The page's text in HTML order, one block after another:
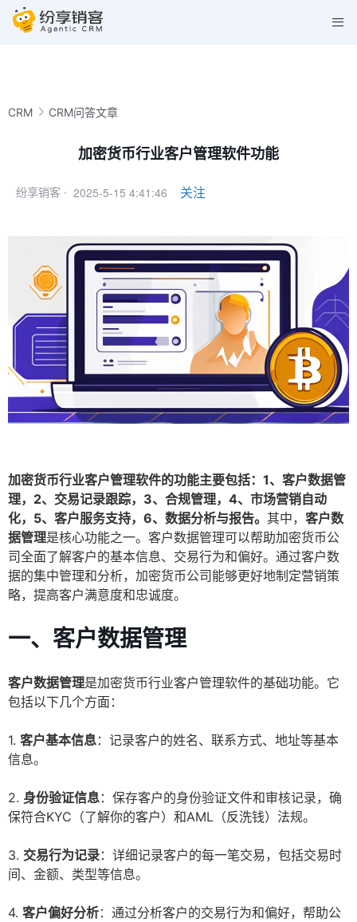
CRM CRM问答文章
加密货币行业客户管理软件功能
纷享销客 · 2025-5-15 4:41:46 关注
加密货币行业客户管理软件的功能主要包括：1、客户数据管
理，2、交易记录跟踪，3、合规管理，4、市场营销自动
化，5、客户服务支持，6、数据分析与报告。 其中， 客户数
据管理是核心功能之一。客户数据管理可以帮助加密货币公
司全面了解客户的基本信息、交易行为和偏好。通过客户数
据的集中管理和分析，加密货币公司能够更好地制定营销策
略，提高客户满意度和忠诚度。
一、客户数据管理
客户数据管理是加密货币行业客户管理软件的基础功能。它
包括以下几个方面：
1. 客户基本信息：记录客户的姓名、联系方式、地址等基本
信息。
2. 身份验证信息：保存客户的身份验证文件和审核记录，确
保符合KYC（了解你的客户）和AML（反洗钱）法规。
3. 交易行为记录：详细记录客户的每一笔交易，包括交易时
间、金额、类型等信息。
4. 客户偏好分析：通过分析客户的交易行为和偏好，帮助公